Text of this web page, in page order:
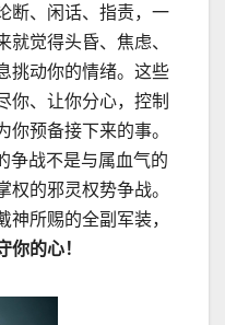
断、闲话、指责，一
就觉得头昏、焦虑、
挑动你的情绪。这些
你、让你分心，控制
你预备接下来的事。
争战不是与属血气的
权的邪灵权势争战。
神所赐的全副军装，
你的心！